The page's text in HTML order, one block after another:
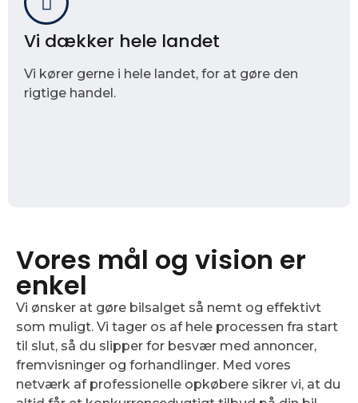
Vi dækker hele landet
Vi kører gerne i hele landet, for at gøre den
rigtige handel.
Vores mål og vision er
enkel
Vi ønsker at gøre bilsalget så nemt og effektivt
som muligt. Vi tager os af hele processen fra start
til slut, så du slipper for besvær med annoncer,
fremvisninger og forhandlinger. Med vores
netværk af professionelle opkøbere sikrer vi, at du